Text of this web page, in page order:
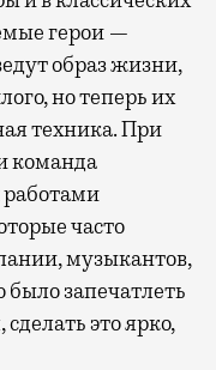
герои —
образ жизни,
но теперь их
техника. При
команда
работами
часто
музыкантов,
запечатлеть
это ярко,